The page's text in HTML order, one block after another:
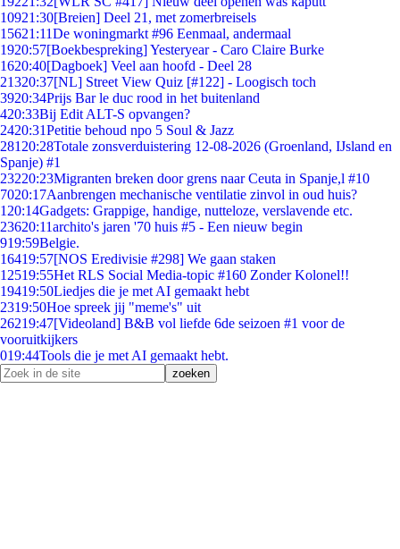
10921:30[Breien] Deel 21, met zomerbreisels
15621:11De woningmarkt #96 Eenmaal, andermaal
1920:57[Boekbespreking] Yesteryear - Caro Claire Burke
1620:40[Dagboek] Veel aan hoofd - Deel 28
21320:37[NL] Street View Quiz [#122] - Loogisch toch
3920:34Prijs Bar le duc rood in het buitenland
420:33Bij Edit ALT-S opvangen?
2420:31Petitie behoud npo 5 Soul & Jazz
281 20:28Totale zonsverduistering 12-08-2026 (Groenland, IJsland en
Spanje) #1
23220:23Migranten breken door grens naar Ceuta in Spanje,l #10
7020:17Aanbrengen mechanische ventilatie zinvol in oud huis?
1 20:14Gadgets: Grappige, handige, nutteloze, verslavende etc.
23620:11archito's jaren '70 huis #5 - Een nieuw begin
919:59Belgie.
16419:57[NOS Eredivisie #298] We gaan staken
12519:55Het RLS Social Media-topic #160 Zonder Kolonel!!
19419:50Liedjes die je met AI gemaakt hebt
2319:50Hoe spreek jij "meme's" uit
26219:47[Videoland] B&B vol liefde 6de seizoen #1 voor de
vooruitkijkers
019:44Tools die je met AI gemaakt hebt.